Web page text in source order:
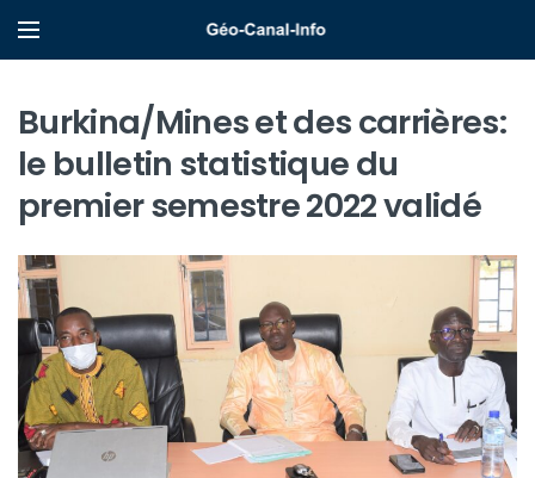
Burkina/Mines et des carrières:
le bulletin statistique du
premier semestre 2022 validé